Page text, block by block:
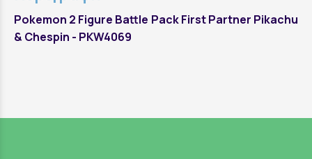
Pokemon 2 Figure Battle Pack First Partner Pikachu
& Chespin - PKW4069